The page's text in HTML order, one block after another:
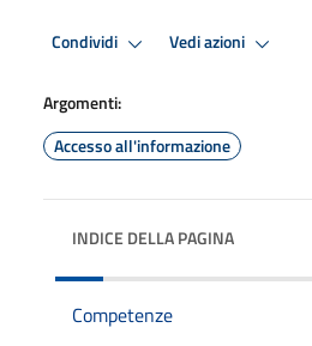
Condividi Vedi azioni
Argomenti:
Accesso all'informazione
INDICE DELLA PAGINA
Competenze